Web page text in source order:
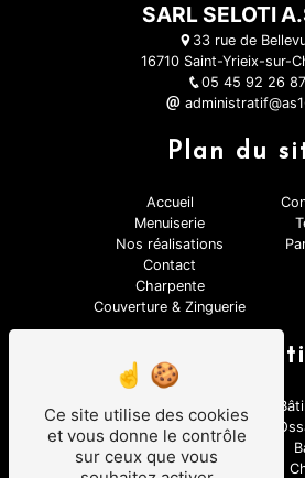
SARL SELOTI
33 rue de
16710 Saint-Yrieix-sur-
05 45 92 26 87
Plan du
Accueil
Menuiserie
Nos réalisations
Contact
Charpente
Couverture & Zinguerie
Nos
Couverture
Terrasse bois
Velux
Zinguerie
Ce site utilise des cookies
et vous donne le contrôle
sur ceux que vous